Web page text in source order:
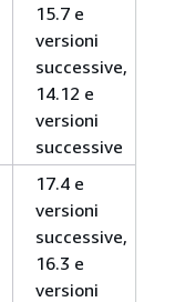
15.7 e
versioni
successive,
14.12 e
versioni
successive
17.4 e
versioni
successive,
16.3 e
versioni